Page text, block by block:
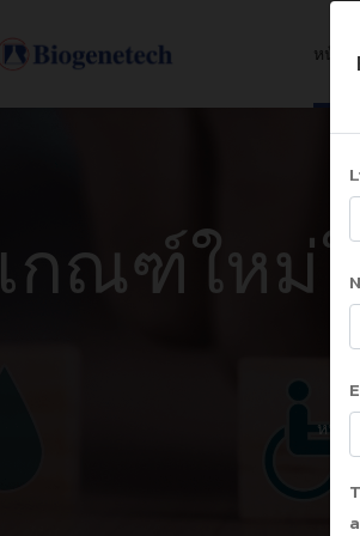
หน้าแ
เกณฑ์ใหม่
หน้า